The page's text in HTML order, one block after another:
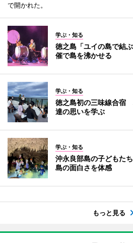
で開かれた。
学ぶ・知る
徳之島「ユイの島で結
催で島を沸かせる
学ぶ・知る
徳之島初の三味線合宿
達の思いを学ぶ
学ぶ・知る
沖永良部島の子どもた
島の面白さを体感
もっと見る